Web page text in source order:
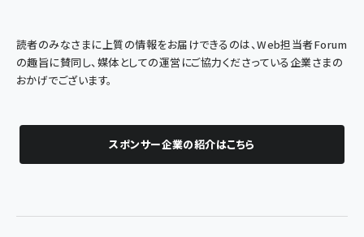
読者のみなさまに上質の情報をお届けできるのは、Web担当者Forum
の趣旨に賛同し、媒体としての運営にご協力くださっている企業さまの
おかげでございます。
スポンサー企業の紹介はこちら